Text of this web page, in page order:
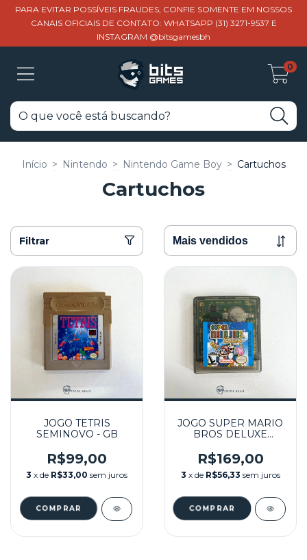
PARA EVITAR POSSÍVEIS FRAUDES, CONFIE SOMENTE EM NOSSOS
CANAIS OFICIAIS DE CONTATO: WHATSAPP (31) 3271-9537 E
INSTAGRAM @bitsgamesbh
0
Início > Nintendo > Nintendo Game Boy > Cartuchos
Cartuchos
Filtrar
JOGO TETRIS
SEMINOVO - GB
R$99,00
3 x de R$33,00 sem juros
JOGO SUPER MARIO
BROS DELUXE
R$169,00
3 x de R$56,33 sem juros